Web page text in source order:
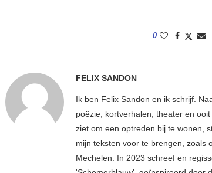
0
FELIX SANDON
Ik ben Felix Sandon en ik schrijf.
poëzie, kortverhalen, theater en
ziet om een optreden bij te wonen,
mijn teksten voor te brengen, zoals
Mechelen. In 2023 schreef en